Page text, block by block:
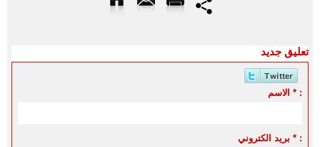
تعليق جديد
الاسم * :
بريد الكتروني * :